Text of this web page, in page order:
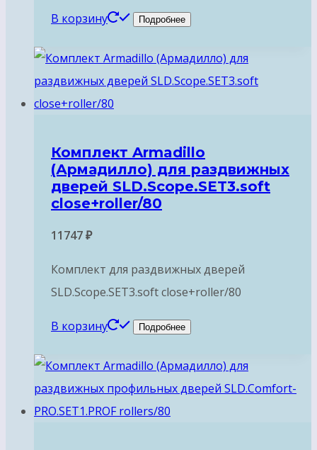
В корзину Подробнее
Комплект Armadillo
(Армадилло) для раздвижных
дверей SLD.Scope.SET3.soft
close+roller/80
11747₽
Комплект для раздвижных дверей
SLD.Scope.SET3.soft close+roller/80
В корзину Подробнее